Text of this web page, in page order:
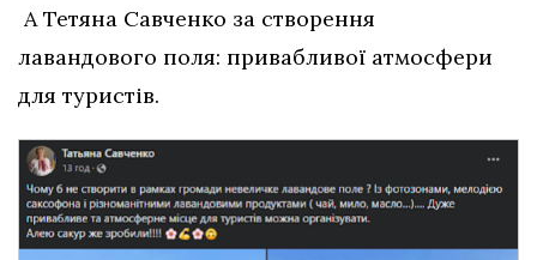
А Тетяна Савченко за створення
лавандового поля: привабливої атмосфери
для туристів.